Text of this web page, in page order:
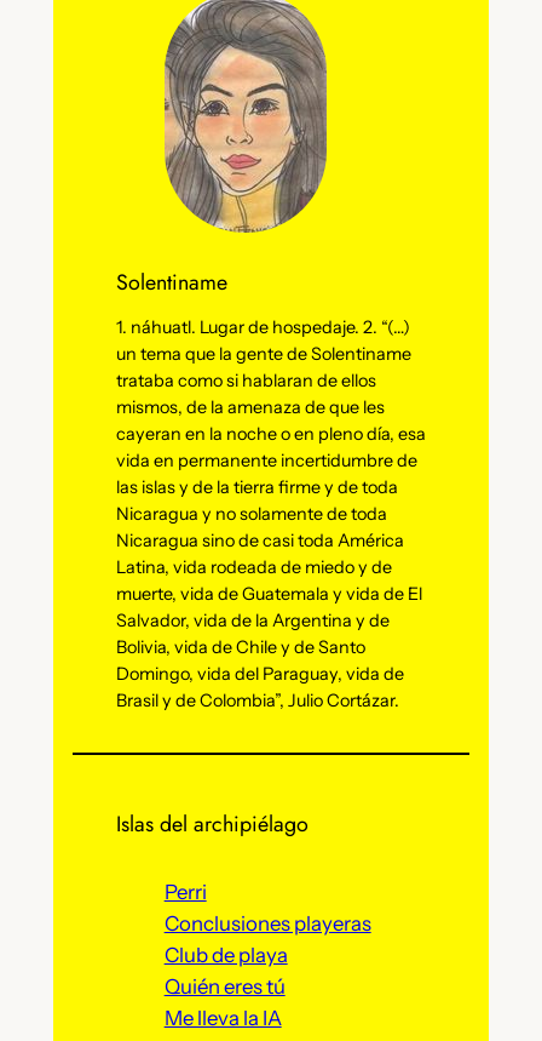
Solentiname
1. náhuatl. Lugar de hospedaje. 2. “(…)
un tema que la gente de Solentiname
trataba como si hablaran de ellos
mismos, de la amenaza de que les
cayeran en la noche o en pleno día, esa
vida en permanente incertidumbre de
las islas y de la tierra firme y de toda
Nicaragua y no solamente de toda
Nicaragua sino de casi toda América
Latina, vida rodeada de miedo y de
muerte, vida de Guatemala y vida de El
Salvador, vida de la Argentina y de
Bolivia, vida de Chile y de Santo
Domingo, vida del Paraguay, vida de
Brasil y de Colombia”, Julio Cortázar.
Islas del archipiélago
Perri
Conclusiones playeras
Club de playa
Quién eres tú
Me lleva la IA